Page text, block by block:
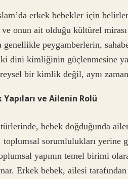
erkek bebekler için
onun ait olduğu kültürel
genellikle peygamberlerin,
dini kimliğinin güçlenmesine
bir kimlik değil, aynı
ve Ailenin Rolü
bebek doğduğunda
toplumsal sorumlulukları yerine
yapının temel birimi
Erkek bebek, ailesi